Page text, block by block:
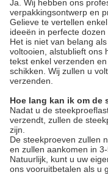
Ja. Wij hebben ons
verpakkingsontwerp en
Gelieve te vertellen
ideeën in perfecte dozen
Het is niet van belang
voltooien, alstublieft ons
tekst enkel verzenden
schikken. Wij zullen u
verzenden.
Hoe lang kan ik om de
Nadat u de
verzendt, zullen de
zijn.
De steekproeven zullen
en zullen aankomen in
Natuurlijk, kunt u uw
ons vooruitbetalen als u